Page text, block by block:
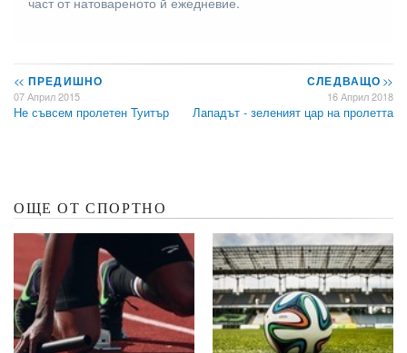
<< ПРЕДИШНО
07 Април 2015
Не съвсем пролетен Туитър
СЛЕДВАЩО>>
16 Април 2018
Лападът - зеленият цар на пролетта
ОЩЕ ОТ СПОРТНО